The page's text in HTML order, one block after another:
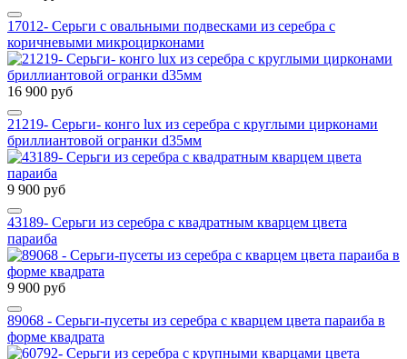
17012- Серьги с овальными подвесками из серебра с
коричневыми микроцирконами
16 900 руб
21219- Серьги- конго lux из серебра с круглыми цирконами
бриллиантовой огранки d35мм
9 900 руб
43189- Серьги из серебра с квадратным кварцем цвета
параиба
9 900 руб
89068 - Серьги-пусеты из серебра с кварцем цвета параиба в
форме квадрата